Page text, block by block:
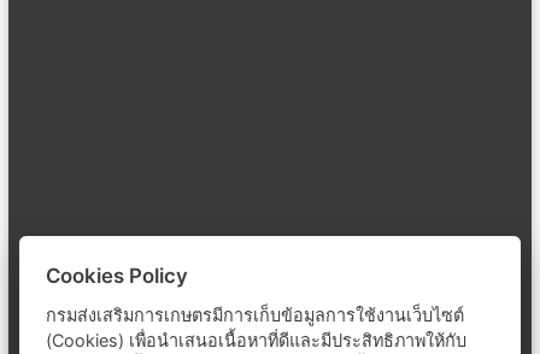
Cookies Policy
กรมส่งเสริมการเกษตรมีการเก็บข้อมูลการใช้งานเว็บไซต์
(Cookies) เพื่อนำเสนอเนื้อหาที่ดีและมีประสิทธิภาพให้กับ